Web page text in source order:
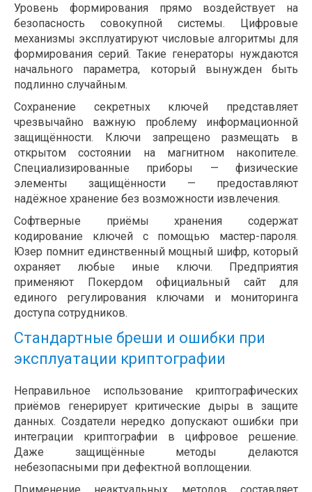
Уровень формирования прямо воздействует на
безопасность совокупной системы. Цифровые
механизмы эксплуатируют числовые алгоритмы для
формирования серий. Такие генераторы нуждаются
начального параметра, который вынужден быть
подлинно случайным.
Сохранение секретных ключей представляет
чрезвычайно важную проблему информационной
защищённости. Ключи запрещено размещать в
открытом состоянии на магнитном накопителе.
Специализированные приборы — физические
элементы защищённости — предоставляют
надёжное хранение без возможности извлечения.
Софтверные приёмы хранения содержат
кодирование ключей с помощью мастер-пароля.
Юзер помнит единственный мощный шифр, который
охраняет любые иные ключи. Предприятия
применяют Покердом официальный сайт для
единого регулирования ключами и мониторинга
доступа сотрудников.
Стандартные бреши и ошибки при
эксплуатации криптографии
Неправильное использование криптографических
приёмов генерирует критические дыры в защите
данных. Создатели нередко допускают ошибки при
интеграции криптографии в цифровое решение.
Даже защищённые методы делаются
небезопасными при дефектной воплощении.